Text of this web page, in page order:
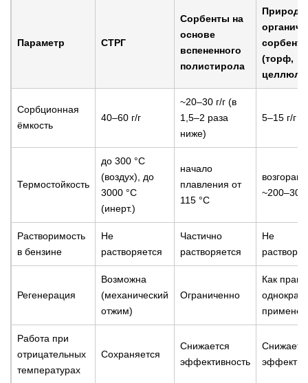
Параметр СТРГ
Сорбенты на
основе
вспененного
полистирола
(торф,
Сорбционная
ёмкость
40–60 г/г
~20–30 г/г (в
1,5–2 раза
ниже)
5–15 г/г
Термостойкость
до 300 °С
(воздух), до
3000 °С
(инерт.)
начало
плавления от
115 °С
~200–300
Растворимость
в бензине
Не
растворяется
Частично
растворяется
Не
Регенерация
Возможна
(механический
отжим)
Ограниченно
Как
Работа при
отрицательных
температурах
Сохраняется
Снижается
эффективность